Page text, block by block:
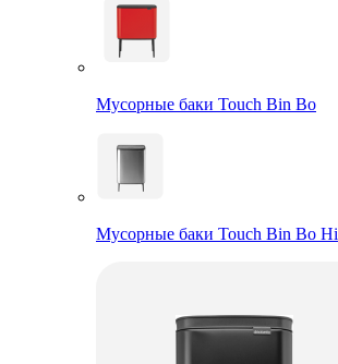
Мусорные баки Touch Bin Bo
Мусорные баки Touch Bin Bo Hi